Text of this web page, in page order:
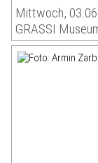
Mittwoch,
GRASSI